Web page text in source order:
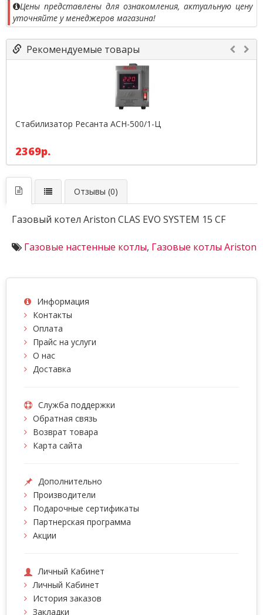
Цены представлены для ознакомления, актуальную цену
уточняйте у менеджеров магазина!
Рекомендуемые товары
Стабилизатор Ресанта АСН-500/1-Ц
2369р.
Отзывы (0)
Газовый котел Ariston CLAS EVO SYSTEM 15 CF
Газовые настенные котлы, Газовые котлы Ariston
Информация
Контакты
Оплата
Прайс на услуги
О нас
Доставка
Служба поддержки
Обратная связь
Возврат товара
Карта сайта
Дополнительно
Производители
Подарочные сертификаты
Партнерская программа
Акции
Личный Кабинет
Личный Кабинет
История заказов
Закладки